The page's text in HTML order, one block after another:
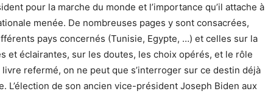
pour la marche du monde et l’importance qu’il attache à
menée. De nombreuses pages y sont consacrées,
pays concernés (Tunisie, Egypte, …) et celles sur la
et éclairantes, sur les doutes, les choix opérés, et le rôle
refermé, on ne peut que s’interroger sur ce destin déjà
L’élection de son ancien vice-président Joseph Biden aux